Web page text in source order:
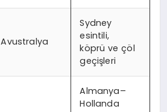
Avustralya
Sydney
esintili,
köprü ve çöl
geçişleri
Almanya–
Hollanda